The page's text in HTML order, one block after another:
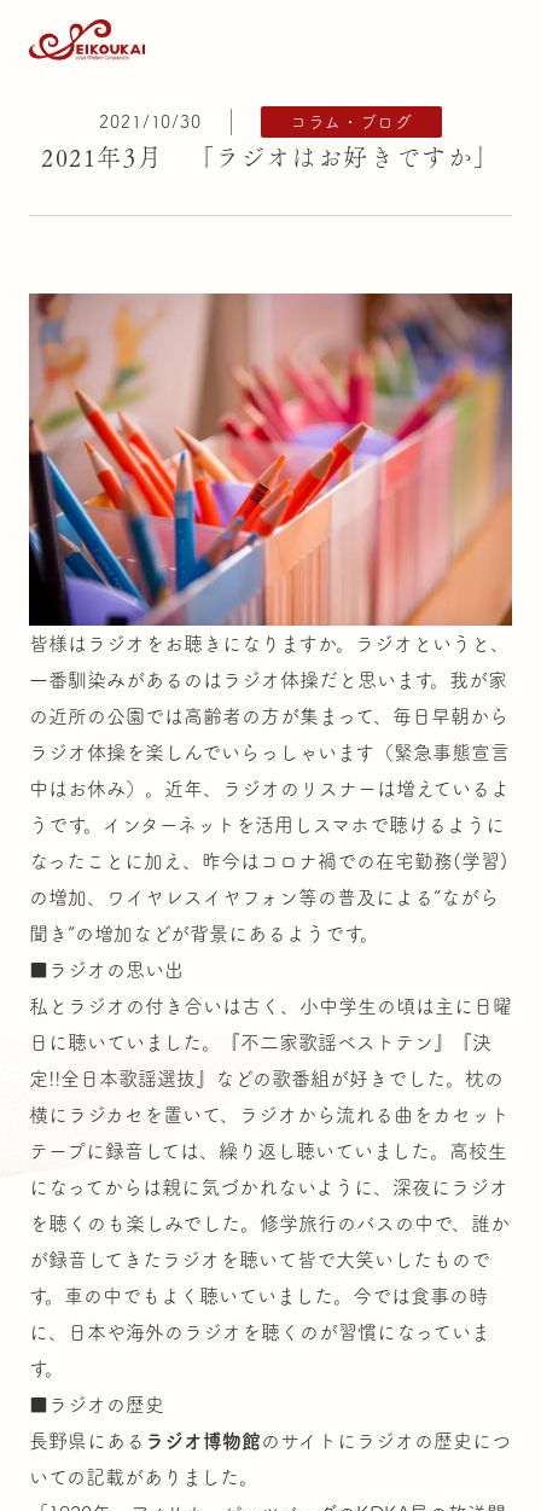
2021/10/30 コラム・ブログ
2021年3月 「ラジオはお好きですか」
皆様はラジオをお聴きになりますか。ラジオというと、
一番馴染みがあるのはラジオ体操だと思います。我が家
の近所の公園では高齢者の方が集まって、毎日早朝から
ラジオ体操を楽しんでいらっしゃいます（緊急事態宣言
中はお休み）。近年、ラジオのリスナーは増えているよ
うです。インターネットを活用しスマホで聴けるように
なったことに加え、昨今はコロナ禍での在宅勤務(学習)
の増加、ワイヤレスイヤフォン等の普及による”ながら
聞き”の増加などが背景にあるようです。
■ラジオの思い出
私とラジオの付き合いは古く、小中学生の頃は主に日曜
日に聴いていました。『不二家歌謡ベストテン』『決
定!!全日本歌謡選抜』などの歌番組が好きでした。枕の
横にラジカセを置いて、ラジオから流れる曲をカセット
テープに録音しては、繰り返し聴いていました。高校生
になってからは親に気づかれないように、深夜にラジオ
を聴くのも楽しみでした。修学旅行のバスの中で、誰か
が録音してきたラジオを聴いて皆で大笑いしたもので
す。車の中でもよく聴いていました。今では食事の時
に、日本や海外のラジオを聴くのが習慣になっていま
す。
■ラジオの歴史
長野県にある ラジオ博物館のサイトにラジオの歴史につ
いての記載がありました。